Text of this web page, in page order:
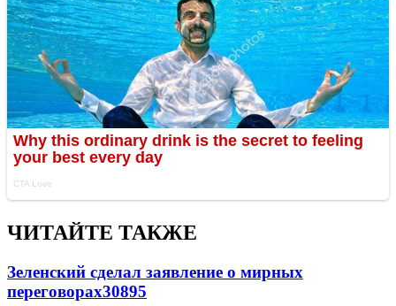
ЧИТАЙТЕ ТАКЖЕ
Зеленский сделал заявление о мирных
переговорах30895